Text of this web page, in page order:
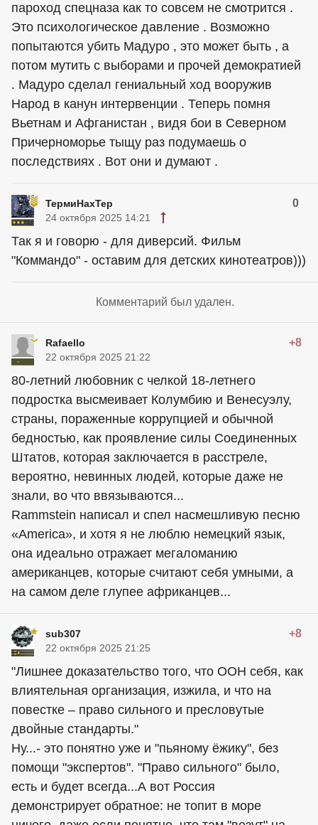
пароход спецназа как то совсем не смотрится .
Это психологическое давление . Возможно
попытаются убить Мадуро , это может быть , а
потом мутить с выборами и прочей демократией
. Мадуро сделал гениальный ход вооружив
Народ в канун интервенции . Теперь помня
Вьетнам и Афганистан , видя бои в Северном
Причерноморье тыщу раз подумаешь о
последствиях . Вот они и думают .
ТермиНахТер 0
24 октября 2025 14:21
Так я и говорю - для диверсий. Фильм
"Коммандо" - оставим для детских кинотеатров)))
Комментарий был удален.
Rafaello +8
22 октября 2025 21:22
80-летний любовник с челкой 18-летнего
подростка высмеивает Колумбию и Венесуэлу,
страны, пораженные коррупцией и обычной
бедностью, как проявление силы Соединенных
Штатов, которая заключается в расстреле,
вероятно, невинных людей, которые даже не
знали, во что ввязываются...
Rammstein написал и спел насмешливую песню
«America», и хотя я не люблю немецкий язык,
она идеально отражает мегаломанию
американцев, которые считают себя умными, а
на самом деле глупее африканцев...
sub307 +8
22 октября 2025 21:25
"Лишнее доказательство того, что ООН себя, как
влиятельная организация, изжила, и что на
повестке – право сильного и пресловутые
двойные стандарты."
Ну...- это понятно уже и "пьяному ёжику", без
помощи "экспертов". "Право сильного" было,
есть и будет всегда...А вот Россия
демонстрирует обратное: не топит в море